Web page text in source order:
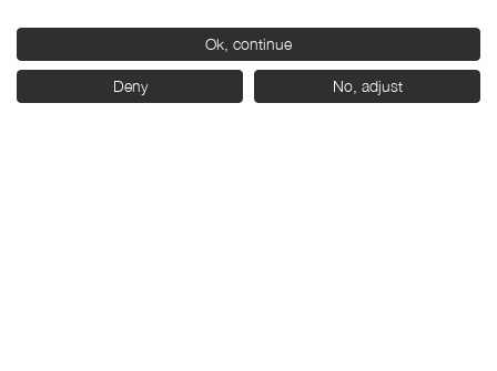
Ok, continue
Deny No, adjust